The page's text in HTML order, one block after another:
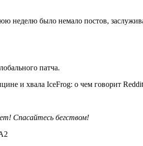
неделю было немало постов,
патча.
Спасайтесь бегством!